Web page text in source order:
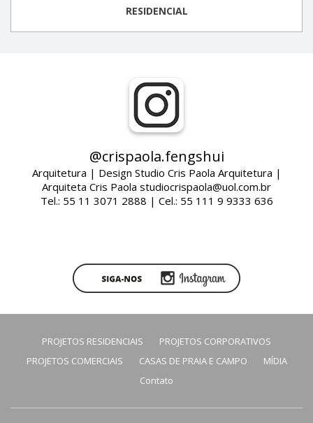
RESIDENCIAL
@crispaola.fengshui
Arquitetura | Design Studio Cris Paola Arquitetura |
Arquiteta Cris Paola studiocrispaola@uol.com.br
Tel.: 55 11 3071 2888 | Cel.: 55 111 9 9333 636
PROJETOS RESIDENCIAIS
PROJETOS CORPORATIVOS
PROJETOS COMERCIAIS
CASAS DE PRAIA E CAMPO
MÍDIA
Contato